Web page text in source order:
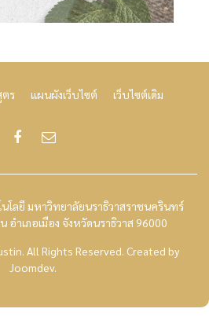
ร แผนผังเว็บไซต์ เว็บไซต์เดิม
โลยี มหาวิทยาลัยนราธิวาสราชนครินทร์
อำเภอเมือง จังหวัดนราธิวาส 96000
All Rights Reserved. Created by
Joomdev.